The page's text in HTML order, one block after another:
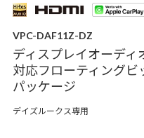
VPC-DAF11Z-DZ
ディスプレイオーディ
対応フローティングビ
パッケージ
デイズルークス専用